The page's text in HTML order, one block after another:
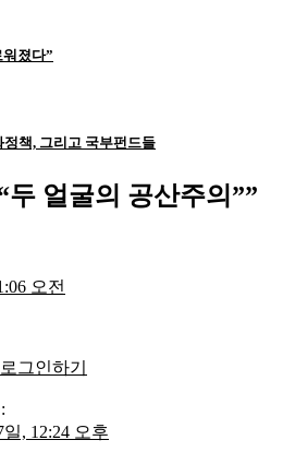
졌다”
책, 그리고 국부펀드들
두 얼굴의 공산주의””
오전
그인하기
일, 12:24 오후